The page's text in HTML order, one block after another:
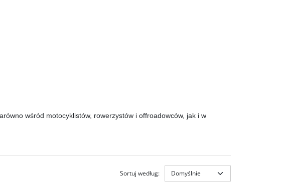
wśród motocyklistów, rowerzystów i offroadowców, jak i w
Sortuj według: